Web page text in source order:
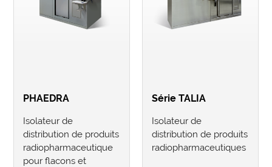
PHAEDRA
Isolateur de
distribution de produits
radiopharmaceutique
pour flacons et
Série TALIA
Isolateur de
distribution de produits
radiopharmaceutiques